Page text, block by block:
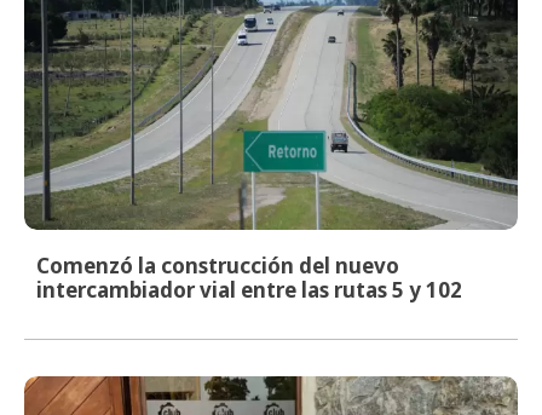
Comenzó la construcción del nuevo
intercambiador vial entre las rutas 5 y 102